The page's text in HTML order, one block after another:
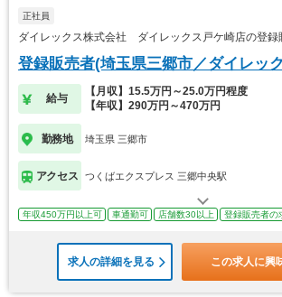
正社員
ダイレックス株式会社 ダイレックス戸ケ崎店の登録
登録販売者(埼玉県三郷市／ダイレッ
給与
【月収】15.5万円～25.0万円程度
【年収】290万円～470万円
勤務地 埼玉県 三郷市
アクセス つくばエクスプレス 三郷中央駅
年収450万円以上可 車通勤可 店舗数30以上 登録販売者の
求人の詳細を見る この求人に興